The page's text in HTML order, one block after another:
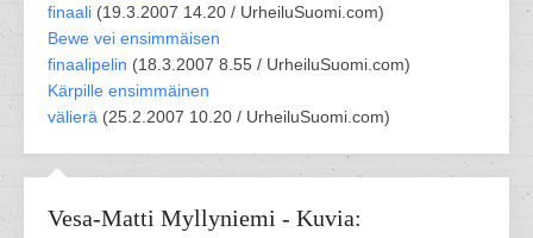
finaali (19.3.2007 14.20 / UrheiluSuomi.com)
Bewe vei ensimmäisen
finaalipelin (18.3.2007 8.55 / UrheiluSuomi.com)
Kärpille ensimmäinen
välierä (25.2.2007 10.20 / UrheiluSuomi.com)
Vesa-Matti Myllyniemi - Kuvia: